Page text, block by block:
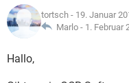
FACEBOOK
WHATSAPP
FACEBOOK
ANDROID
WINDOWS 10
WHATSAPP
SPIELE
ANDROID
WINDOWS 10
LEXIKON
SPIELE
tortsch - 19. Januar
Marlo - 1. Februar
Hallo,